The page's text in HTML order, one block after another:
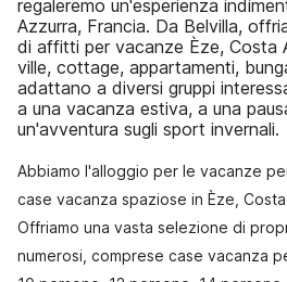
regaleremo un'esperienza
Azzurra, Francia. Da Belvilla,
di affitti per vacanze Èze, Costa
ville, cottage, appartamenti,
adattano a diversi gruppi
a una vacanza estiva, a una
un'avventura sugli sport invernali.
Abbiamo l'alloggio per le vacanze
case vacanza spaziose in Èze,
Offriamo una vasta selezione di
numerosi, comprese case vacanza